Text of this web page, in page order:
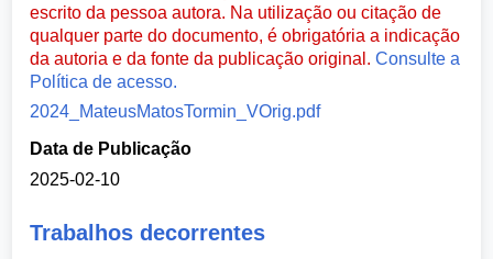
escrito da pessoa autora. Na utilização ou citação de
qualquer parte do documento, é obrigatória a indicação
da autoria e da fonte da publicação original.Consulte a
Política de acesso.
2024_MateusMatosTormin_VOrig.pdf
Data de Publicação
2025-02-10
Trabalhos decorrentes